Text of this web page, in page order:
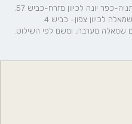
כפר יונה לכיוון מזרח-כביש 57.
לכיוון צפון- כביש 4.